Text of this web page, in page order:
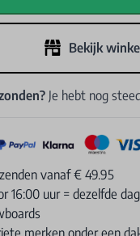
Bekijk
Je hebt nog
vanaf € 49.95
16:00 uur = dezelfde
merken onder een